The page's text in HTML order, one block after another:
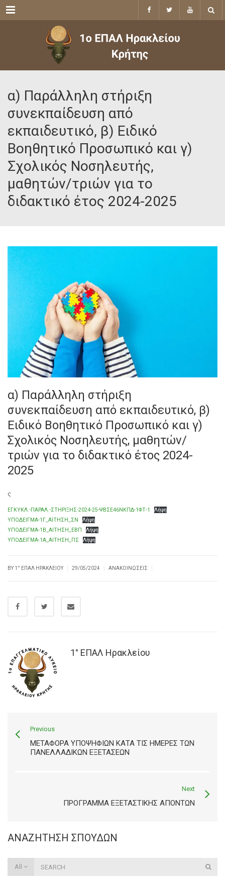
Menu
α) Παράλληλη στήριξη
συνεκπαίδευση από
εκπαιδευτικό, β) Ειδικό
Βοηθητικό Προσωπικό και γ)
Σχολικός Νοσηλευτής,
μαθητών/τριών για το
διδακτικό έτος 2024-2025
α) Παράλληλη στήριξη
συνεκπαίδευση από εκπαιδευτικό, β)
Ειδικό Βοηθητικό Προσωπικό και γ)
Σχολικός Νοσηλευτής, μαθητών/
τριών για το διδακτικό έτος 2024-
2025
ς
ΕΓΚΥΚΛ.-ΠΑΡΑΛ.-ΣΤΗΡΙΞΗΣ-2024-25-ΨΒΣΕ46ΝΚΠΔ-1ΦΤ-1
Λήψη
ΥΠΟΔΕΙΓΜΑ-1Γ_ΑΙΤΗΣΗ_ΣΝ
Λήψη
ΥΠΟΔΕΙΓΜΑ-1Β_ΑΙΤΗΣΗ_ΕΒΠ
Λήψη
ΥΠΟΔΕΙΓΜΑ-1Α_ΑΙΤΗΣΗ_ΠΣ
Λήψη
BY1° ΕΠΑΛ ΗΡΑΚΛΕΊΟΥ 29/05/2024 ΑΝΑΚΟΙΝΏΣΕΙΣ
1° ΕΠΑΛ Ηρακλείου
Previous
ΜΕΤΑΦΟΡΑ ΥΠΟΨΗΦΙΩΝ ΚΑΤΑ ΤΙΣ ΗΜΕΡΕΣ ΤΩΝ
ΠΑΝΕΛΛΑΔΙΚΩΝ ΕΞΕΤΑΣΕΩΝ
Next
ΠΡΟΓΡΑΜΜΑ ΕΞΕΤΑΣΤΙΚΗΣ ΑΠΟΝΤΩΝ
ΑΝΑΖΉΤΗΣΗ ΣΠΟΥΔΏΝ
All